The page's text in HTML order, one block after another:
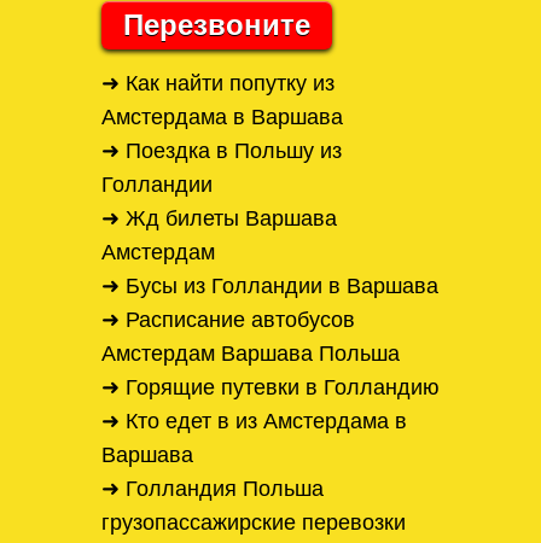
Перезвоните
➜ Как найти попутку из
Амстердама в Варшава
➜ Поездка в Польшу из
Голландии
➜ Жд билеты Варшава
Амстердам
➜ Бусы из Голландии в Варшава
➜ Расписание автобусов
Амстердам Варшава Польша
➜ Горящие путевки в Голландию
➜ Кто едет в из Амстердама в
Варшава
➜ Голландия Польша
грузопассажирские перевозки